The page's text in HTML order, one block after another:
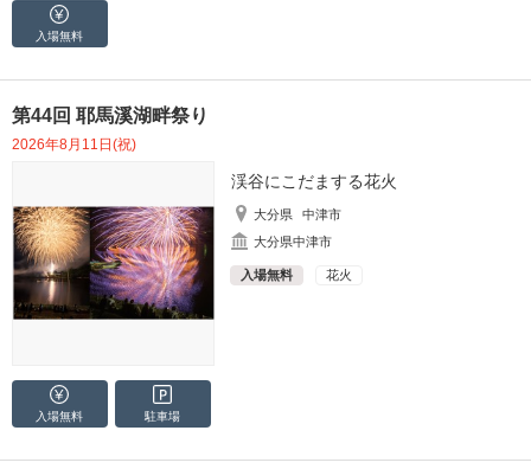
入場無料
第44回 耶馬溪湖畔祭り
2026年8月11日(祝)
渓谷にこだまする花火
大分県
中津市
大分県中津市
入場無料 花火
入場無料 駐車場